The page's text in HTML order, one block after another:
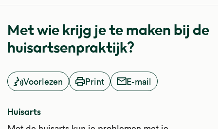
Met wie krijg je te maken bij de
huisartsenpraktijk?
Voorlezen Print E-mail
Huisarts